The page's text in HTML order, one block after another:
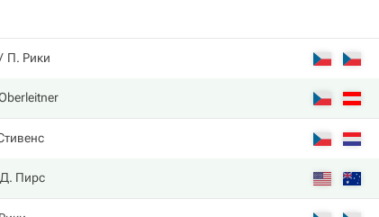
П. Рики
Д. Пирс